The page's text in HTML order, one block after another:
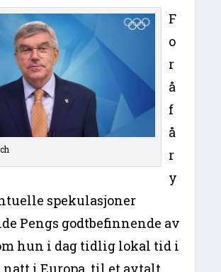
F
o
r
å
f
å
r
y
spekulasjoner
Pengs godtbefinnende av
hun i dag tidlig lokal tid i
i Europa, til et avtalt